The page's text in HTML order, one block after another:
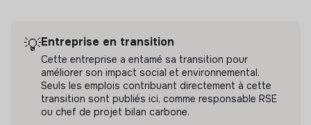
💡Entreprise en transition
Cette entreprise a entamé sa transition pour
améliorer son impact social et environnemental.
Seuls les emplois contribuant directement à cette
transition sont publiés ici, comme responsable RSE
ou chef de projet bilan carbone.